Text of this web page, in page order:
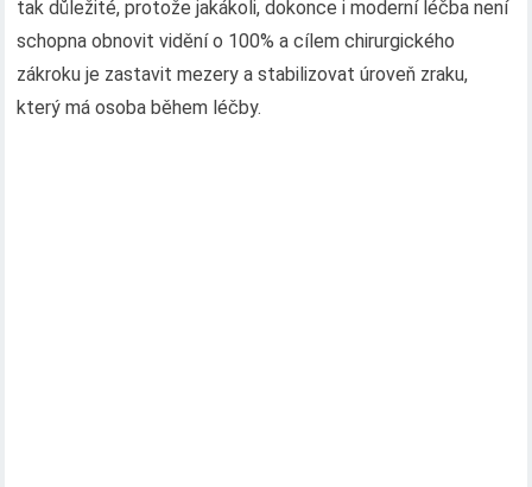
tak důležité, protože jakákoli, dokonce i moderní léčba není
schopna obnovit vidění o 100% a cílem chirurgického
zákroku je zastavit mezery a stabilizovat úroveň zraku,
který má osoba během léčby.